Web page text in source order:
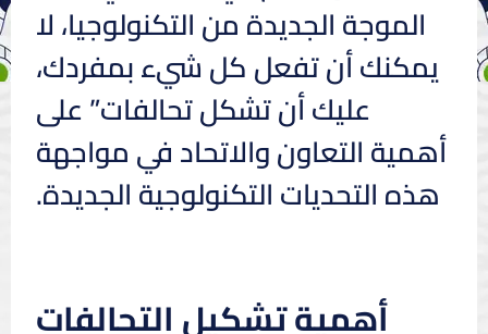
الموجة الجديدة من التكنولوجيا، لا
يمكنك أن تفعل كل شيء بمفردك،
عليك أن تشكل تحالفات” على
أهمية التعاون والاتحاد في مواجهة
هذه التحديات التكنولوجية الجديدة.
أهمية تشكيل التحالفات